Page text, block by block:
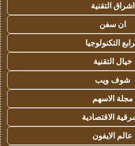
اشراق التقنية
ان سفن
التكنولوجيا
خيال التقنية
شوف ويب
مجلة الاسهم
الاقتصادية
عالم الايفون